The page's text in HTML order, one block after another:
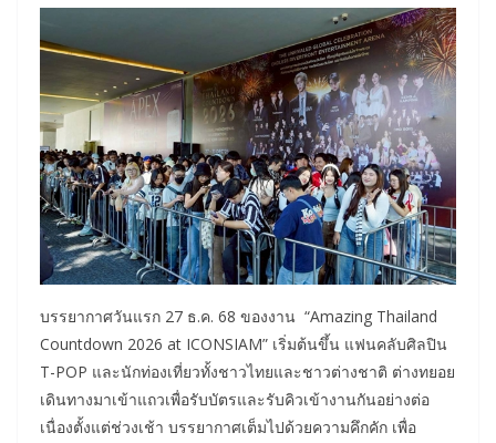
บรรยากาศวันแรก 27 ธ.ค. 68 ของงาน “Amazing Thailand
Countdown 2026 at ICONSIAM” เริ่มต้นขึ้น แฟนคลับศิลปิน
T-POP และนักท่องเที่ยวทั้งชาวไทยและชาวต่างชาติ ต่างทยอย
เดินทางมาเข้าแถวเพื่อรับบัตรและรับคิวเข้างานกันอย่างต่อ
เนื่องตั้งแต่ช่วงเช้า บรรยากาศเต็มไปด้วยความคึกคัก เพื่อ